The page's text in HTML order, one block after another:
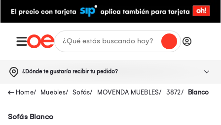
¿Dónde te gustaría recibir tu pedido?
Muebles Sofás MOVENDA MUEBLES 3872 Blanco
Sofás Blanco